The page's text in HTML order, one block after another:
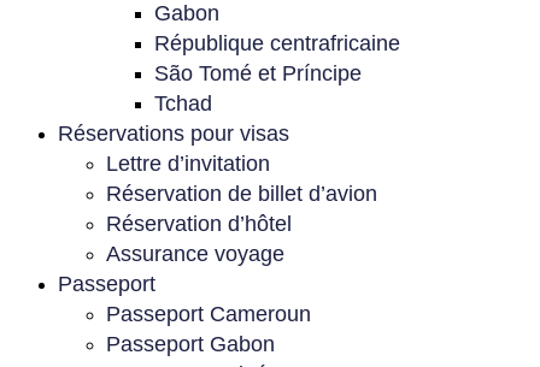
Gabon
République centrafricaine
São Tomé et Príncipe
Tchad
Réservations pour visas
Lettre d’invitation
Réservation de billet d’avion
Réservation d’hôtel
Assurance voyage
Passeport
Passeport Cameroun
Passeport Gabon